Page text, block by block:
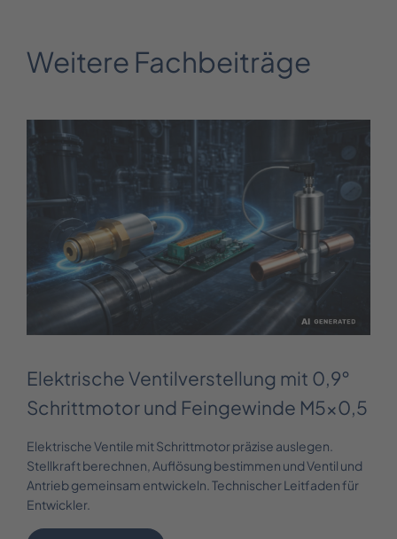
Weitere Fachbeiträge
Elektrische Ventilverstellung mit 0,9°
Schrittmotor und Feingewinde M5x0,5
Elektrische Ventile mit Schrittmotor präzise auslegen.
Stellkraft berechnen, Auflösung bestimmen und Ventil und
Antrieb gemeinsam entwickeln. Technischer Leitfaden für
Entwickler.